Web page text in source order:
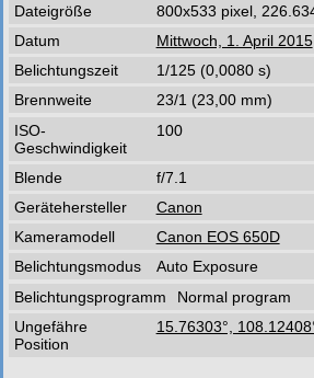
Dateigröße
800x533 pixel,
Datum
Mittwoch, 1. April 2015
Belichtungszeit
1/125 (0,0080 s)
Brennweite
23/1 (23,00 mm)
ISO-
Geschwindigkeit
100
Blende
f/7.1
Gerätehersteller
Canon
Kameramodell
Canon EOS 650D
Belichtungsmodus
Auto Exposure
Belichtungsprogramm
Normal program
Ungefähre
Position
15.76303°,